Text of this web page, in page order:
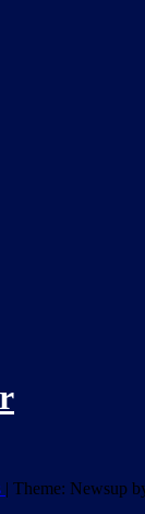
| Theme: Newsup